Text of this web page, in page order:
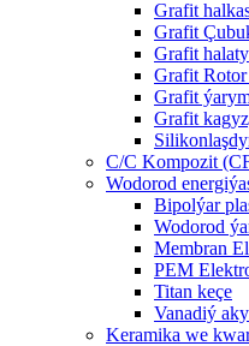
Grafit
Grafit
Grafit halaty
Grafit
Grafit
Grafit
C/C Kompozit
Wodorod
Bipolýar
Wodorod
Membran
PEM
Titan keçe
Vanadiý
Keramika we